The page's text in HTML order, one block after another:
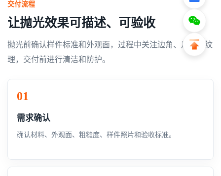
交付流程
让抛光效果可描述、可验收
抛光前确认样件标准和外观面，过程中关注边角、尺寸和纹
理，交付前进行清洁和防护。
需求确认
确认材料、外观面、粗糙度、样件照片和验收标准。